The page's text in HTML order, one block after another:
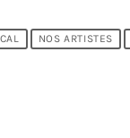
NOS ARTISTES